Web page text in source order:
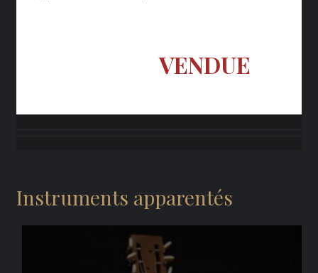
VENDUE
Instruments apparentés